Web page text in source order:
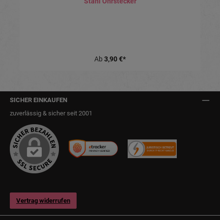
Ab 3,90 €*
SICHER EINKAUFEN
zuverlässig & sicher seit 2001
Vertrag widerrufen